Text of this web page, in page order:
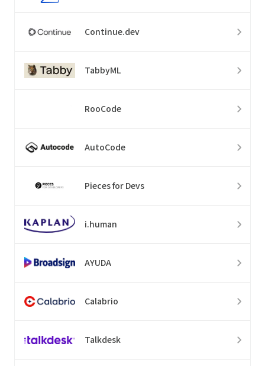
Continue.dev
TabbyML
RooCode
AutoCode
Pieces for Devs
i.human
AYUDA
Calabrio
Talkdesk